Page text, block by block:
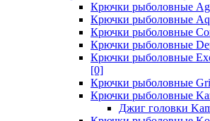
Крючки рыболовные
Крючки рыболовные
Крючки рыболовные
Крючки рыболовные
Крючки рыболовные
[0]
Крючки рыболовные
Крючки рыболовные
Джиг головки